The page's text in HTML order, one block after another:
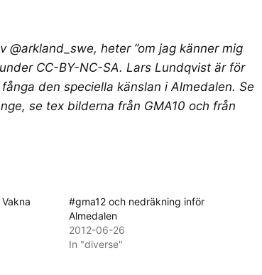
@arkland_swe, heter ”om jag känner mig
CC-BY-NC-SA. Lars Lundqvist är för
den speciella känslan i Almedalen. Se
se tex bilderna från GMA10 och från
#gma12 och nedräkning inför
Almedalen
2012-06-26
In "diverse"